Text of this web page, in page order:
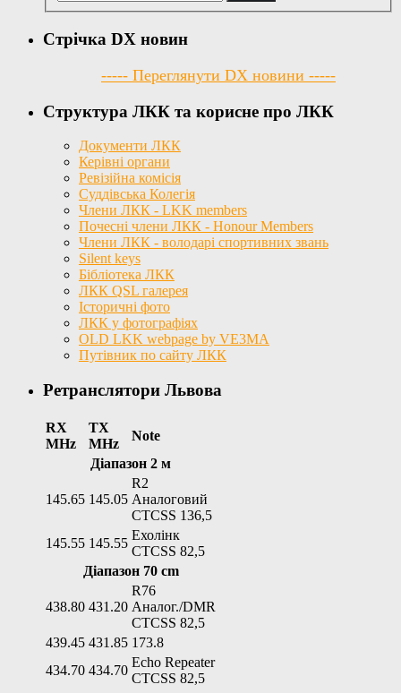
Стрічка DX новин
----- Переглянути DX новини -----
Структура ЛКК та корисне про ЛКК
Документи ЛКК
Керівні органи
Ревізійна комісія
Суддівська Колегія
Члени ЛКК - LKK members
Почесні члени ЛКК - Honour Members
Члени ЛКК - володарі спортивних звань
Silent keys
Бібліотека ЛКК
ЛКК QSL галерея
Історичні фото
ЛКК у фотографіях
OLD LKK webpage by VE3MA
Путівник по сайту ЛКК
Ретранслятори Львова
RX
MHz
TX
MHz
Note
Діапазон 2 м
145.65 145.05
R2
Аналоговий
CTCSS 136,5
145.55 145.55
Ехолінк
CTCSS 82,5
Діапазон 70 cm
438.80 431.20
R76
Аналог./DMR
CTCSS 82,5
439.45 431.85 173.8
434.70 434.70
Echo Repeater
CTCSS 82,5